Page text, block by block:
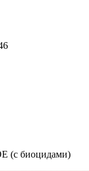
(с биоцидами)